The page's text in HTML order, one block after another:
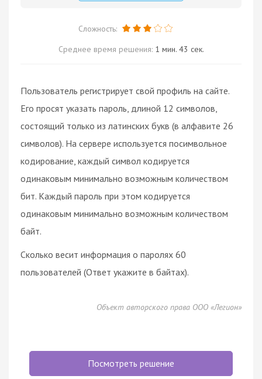
Сложность:
Среднее время решения: 1 мин. 43 сек.
Пользователь регистрирует свой профиль на сайте.
Его просят указать пароль, длиной 12 символов,
состоящий только из латинских букв (в алфавите 26
символов). На сервере используется посимвольное
кодирование, каждый символ кодируется
одинаковым минимально возможным количеством
бит. Каждый пароль при этом кодируется
одинаковым минимально возможным количеством
байт.
Сколько весит информация о паролях 60
пользователей (Ответ укажите в байтах).
Объект авторского права ООО «Легион»
Посмотреть решение